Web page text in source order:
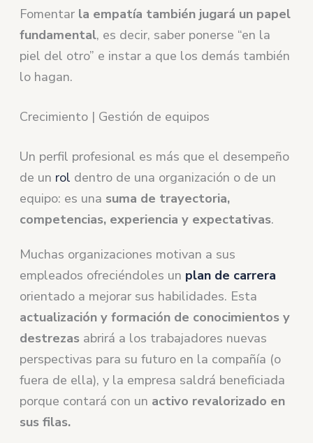
Fomentar la empatía también jugará un papel
fundamental, es decir, saber ponerse “en la
piel del otro” e instar a que los demás también
lo hagan.
Crecimiento | Gestión de equipos
Un perfil profesional es más que el desempeño
de un rol dentro de una organización o de un
equipo: es una suma de trayectoria,
competencias, experiencia y expectativas.
Muchas organizaciones motivan a sus
empleados ofreciéndoles un plan de carrera
orientado a mejorar sus habilidades. Esta
actualización y formación de conocimientos y
destrezas abrirá a los trabajadores nuevas
perspectivas para su futuro en la compañía (o
fuera de ella), y la empresa saldrá beneficiada
porque contará con un activo revalorizado en
sus filas.